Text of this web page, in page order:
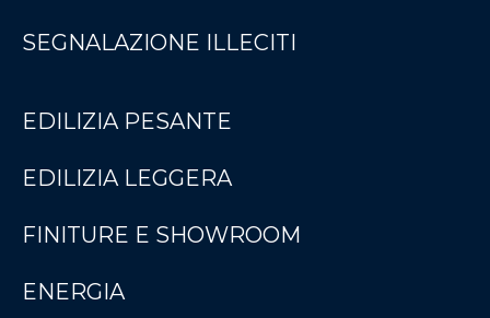
SEGNALAZIONE ILLECITI
EDILIZIA PESANTE
EDILIZIA LEGGERA
FINITURE E SHOWROOM
ENERGIA